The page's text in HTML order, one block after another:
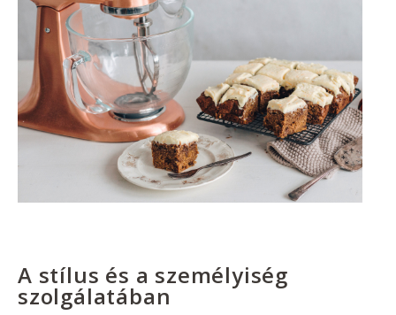
A stílus és a személyiség
szolgálatában